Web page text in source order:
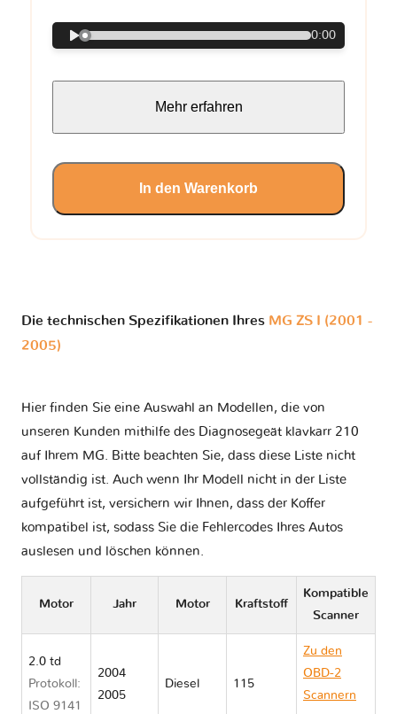
0:00
Mehr erfahren
In den Warenkorb
Die technischen Spezifikationen Ihres MG ZS I (2001 -
2005)
Hier finden Sie eine Auswahl an Modellen, die von
unseren Kunden mithilfe des Diagnosegeät klavkarr 210
auf Ihrem MG. Bitte beachten Sie, dass diese Liste nicht
vollständig ist. Auch wenn Ihr Modell nicht in der Liste
aufgeführt ist, versichern wir Ihnen, dass der Koffer
kompatibel ist, sodass Sie die Fehlercodes Ihres Autos
auslesen und löschen können.
Motor Jahr Motor Kraftstoff
Kompatible
Scanner
2.0 td
Protokoll:
ISO 9141
2004
2005
Diesel 115
Zu den
OBD-2
Scannern